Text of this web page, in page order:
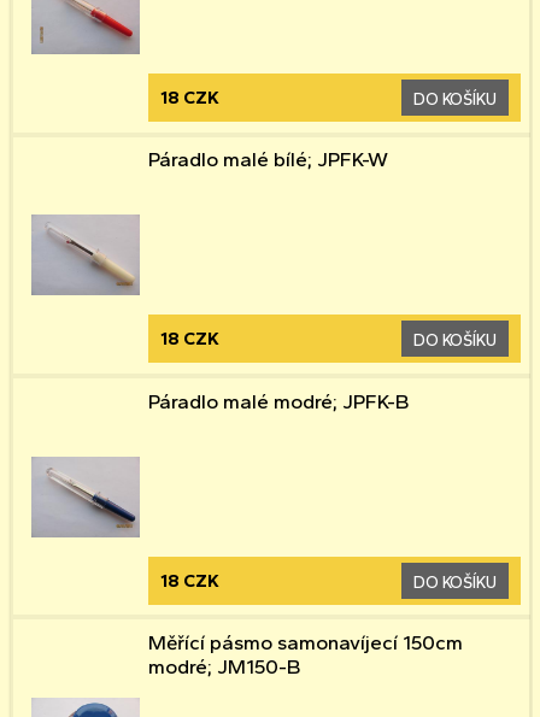
18 CZK DO KOŠÍKU
Páradlo malé bílé; JPFK-W
18 CZK DO KOŠÍKU
Páradlo malé modré; JPFK-B
18 CZK DO KOŠÍKU
Měřící pásmo samonavíjecí 150cm
modré; JM150-B